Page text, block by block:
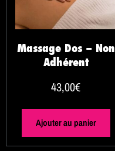
Massage Dos – Non
Adhérent
43,00€
Ajouter au panier